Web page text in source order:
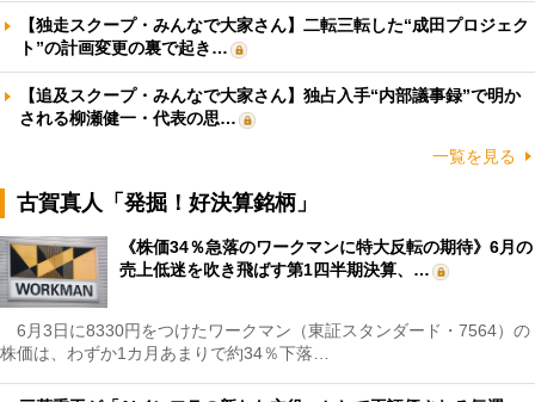
【独走スクープ・みんなで大家さん】二転三転した“成田プロジェク
ト”の計画変更の裏で起き…
【追及スクープ・みんなで大家さん】独占入手“内部議事録”で明か
される柳瀬健一・代表の思…
一覧を見る
古賀真人「発掘！好決算銘柄」
《株価34％急落のワークマンに特大反転の期待》6月の
売上低迷を吹き飛ばす第1四半期決算、…
6月3日に8330円をつけたワークマン（東証スタンダード・7564）の
株価は、わずか1カ月あまりで約34％下落…